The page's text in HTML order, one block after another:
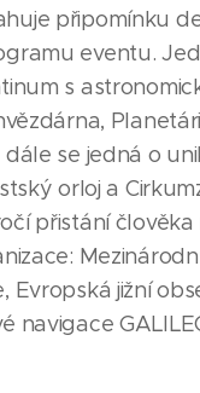
připomínku
eventu.
s
se jedná o
orloj a
přistání člověka
Evropská jižní
navigace